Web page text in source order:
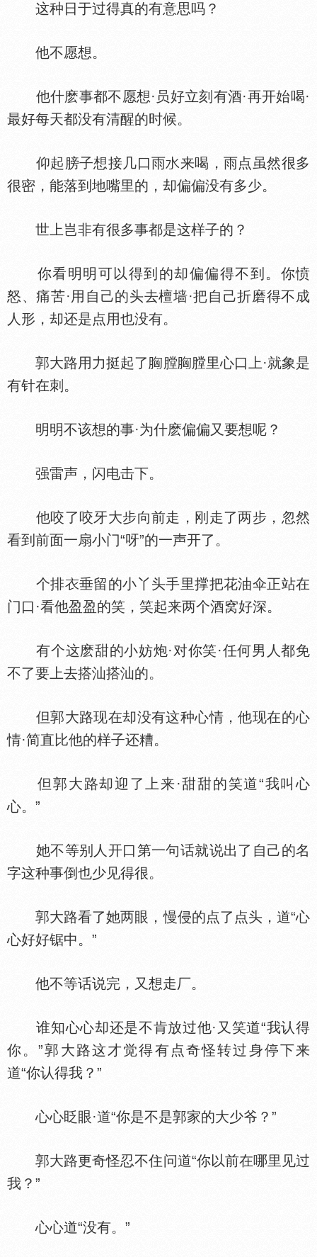
这种日于过得真的有意思吗？
他不愿想。
他什麽事都不愿想·员好立刻有酒·再开始喝·
最好每天都没有清醒的时候。
仰起膀子想接几口雨
来喝，雨点虽然很多
很密，能落到地嘴里的，却偏偏没有多少。
世上岂非有很多事都是这样子的？
你看明明可以得到的却偏偏得不到。你愤
怒、痛苦·用自己的头去檀墙·把自己折磨得不成
人形，却还是点用也没有。
郭大路用力挺起了 膛
膛里心口上·就象是
有针在刺。
明明不该想的事·为什麽偏偏又要想呢？
强雷声，闪电击下。
他咬了咬牙大步向前走，刚走了两步，忽然
看到前面一扇小门“呀”的一声开了。
个排
垂留的小丫头手里撑把花油伞正站在
门口·看他盈盈的笑，笑起来两个酒窝好深。
有个这麽甜的小妨炮·对你笑·任何男人都免
不了要上去搭汕搭汕的。
但郭大路现在却没有这种心情，他现在的心
情·简直比他的样子还糟。
但郭大路却迎了上来·甜甜的笑道“我叫心
心。”
她不等别人开口第一句话就说出了自己的名
字这种事倒也少见得很。
郭大路看了她两眼，慢侵的点了点头，道“心
心好好锯中。”
他不等话说完，又想走厂。
谁知心心却还是不肯放过他·又笑道“我认得
你。”郭大路这才觉得有点奇怪转过身停下来
道“你认得我？”
心心眨眼·道“你是不是郭家的大少爷？”
郭大路更奇怪忍不住问道“你以前在哪里见过
我？”
心心道“没有。”